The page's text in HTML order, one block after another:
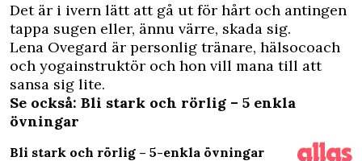
Det är i ivern lätt att gå ut för hårt och antingen
tappa sugen eller, ännu värre, skada sig.
Lena Ovegard är personlig tränare, hälsocoach
och yogainstruktör och hon vill mana till att
sansa sig lite.
Se också: Bli stark och rörlig – 5 enkla
övningar
Bli stark och rörlig – 5-enkla övningar